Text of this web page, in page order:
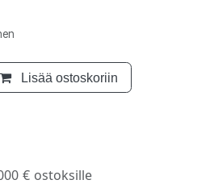
Lisää ostoskoriin
€ ostoksille